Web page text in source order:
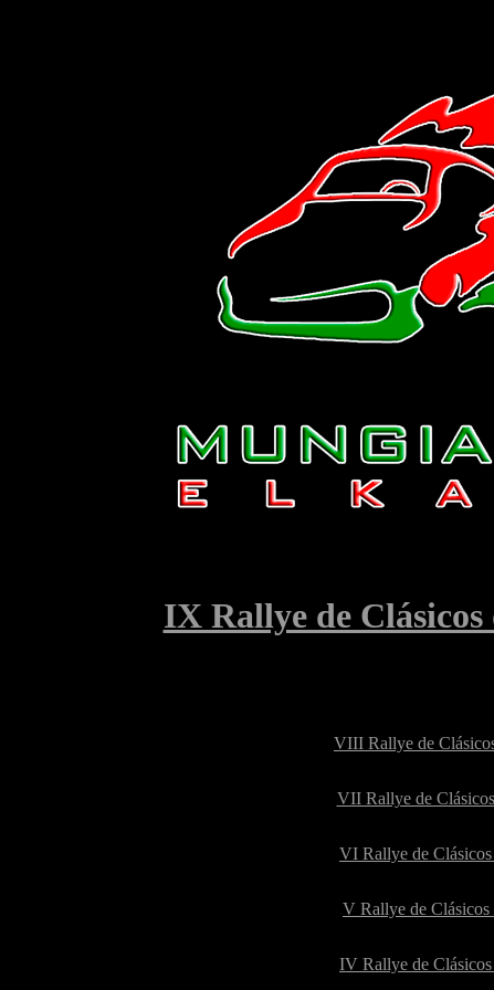
IX Rallye de Clásicos
VIII Rallye de
VII Rallye de
VI Rallye de
V Rallye de
IV Rallye de